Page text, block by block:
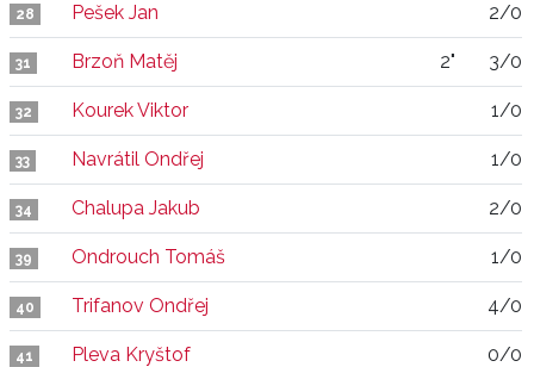
28 Pešek Jan 2/0
31 Brzoň Matěj 2" 3/0
32 Kourek Viktor 1/0
33 Navrátil Ondřej 1/0
34 Chalupa Jakub 2/0
39 Ondrouch Tomáš 1/0
40 Trifanov Ondřej 4/0
41 Pleva Kryštof 0/0